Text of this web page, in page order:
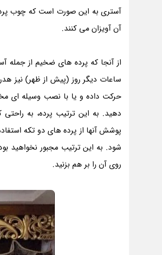
آستری به این صورت است که چوب پرده
آن آویزان می کنند.
از آنجا که پرده های ضخیم از جمله
ساعات دیگر روز (پیش از ظهر) نیز
حرکت داده و یا با نصب وسیله ای
دهید. به این ترتیب پرده، به
پوشش آنها از پرده های دو تکه
شود. به این ترتیب مجبور نخواهید
روی آن را بر هم بزنید.